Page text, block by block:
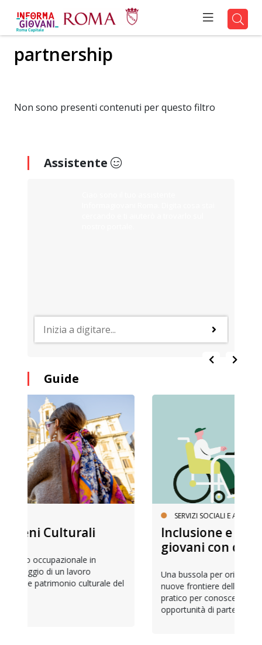
partnership
Non sono presenti contenuti per questo filtro
Assistente
Guide
Inclusione e opportunità per
giovani con disabilità
Una bussola per orientarsi tra diritti consolidati e
nuove frontiere dell’inclusione, uno strumento
pratico per conoscere le normative e cogliere
opportunità di partecipazione attiva